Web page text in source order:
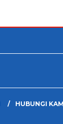
HUBUNGI